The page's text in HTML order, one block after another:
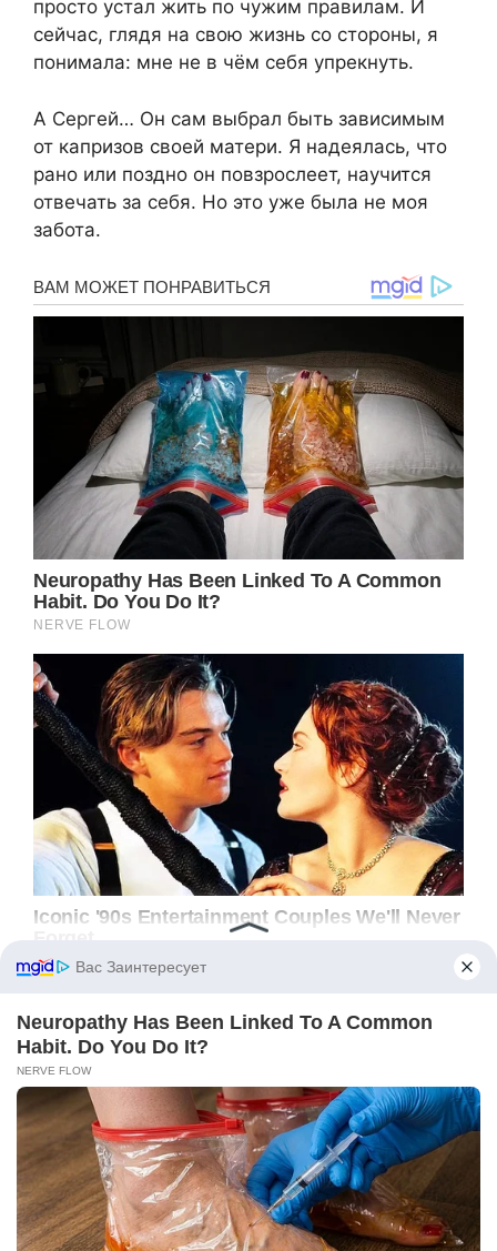
просто устал жить по чужим правилам. И
сейчас, глядя на свою жизнь со стороны, я
понимала: мне не в чём себя упрекнуть.
А Сергей… Он сам выбрал быть зависимым
от капризов своей матери. Я надеялась, что
рано или поздно он повзрослеет, научится
отвечать за себя. Но это уже была не моя
забота.